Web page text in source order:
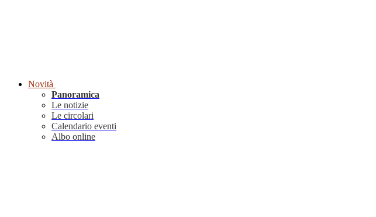
Novità
Panoramica
Le notizie
Le circolari
Calendario eventi
Albo online